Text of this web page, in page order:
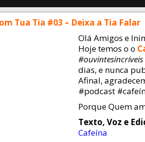
Tua Tia #03 – Deixa a Tia Falar
Olá Amigos e
Hoje temos o o
#ouvintesincríveis
dias, e nunca
Afinal,
#podcast
Porque Quem
Texto, Voz e
Cafeína